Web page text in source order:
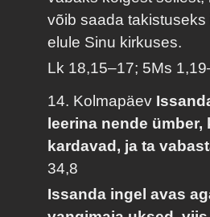
võib saada takistuseks
elule Sinu kirkuses.
Lk 18,15–17; 5Ms
14. Kolmapäev
leerina nende ümber,
kardavad, ja ta
34,8
Issanda ingel avas